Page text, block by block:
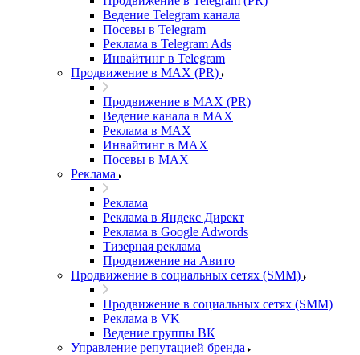
Ведение Telegram канала
Посевы в Telegram
Реклама в Telegram Ads
Инвайтинг в Telegram
Продвижение в MAX (PR)
Продвижение в MAX (PR)
Ведение канала в MAX
Реклама в MAX
Инвайтинг в MAX
Посевы в MAX
Реклама
Реклама
Реклама в Яндекс Директ
Реклама в Google Adwords
Тизерная реклама
Продвижение на Авито
Продвижение в социальных сетях (SMM)
Продвижение в социальных сетях (SMM)
Реклама в VK
Ведение группы ВК
Управление репутацией бренда